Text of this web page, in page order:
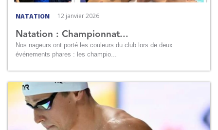
NATATION 12 janvier 2026
Natation : Championnat...
Nos nageurs ont porté les couleurs du club lors de deux
événements phares : les champio...